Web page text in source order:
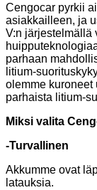
Cengocar pyrkii
asiakkailleen, ja
V:n järjestelmällä
parhaan
litium-
olemme kuroneet
parhaista litium-
Miksi valita
-Turvallinen
Akkumme ovat
latauksia.